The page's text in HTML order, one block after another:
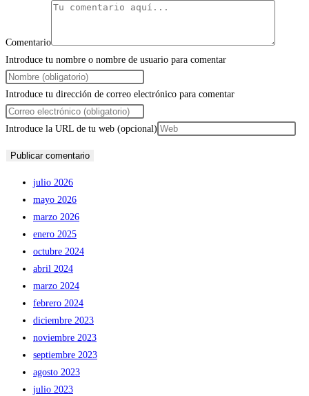
Comentario
Introduce tu nombre o nombre de usuario para comentar
Introduce tu dirección de correo electrónico para comentar
Introduce la URL de tu web (opcional)
julio 2026
mayo 2026
marzo 2026
enero 2025
octubre 2024
abril 2024
marzo 2024
febrero 2024
diciembre 2023
noviembre 2023
septiembre 2023
agosto 2023
julio 2023